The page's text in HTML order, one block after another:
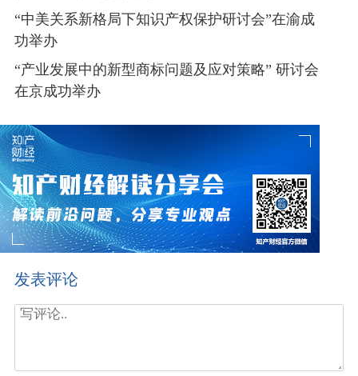
“中美关系新格局下知识产权保护研讨会”在渝成
功举办
“产业发展中的新型商标问题及应对策略” 研讨会
在京成功举办
发表评论